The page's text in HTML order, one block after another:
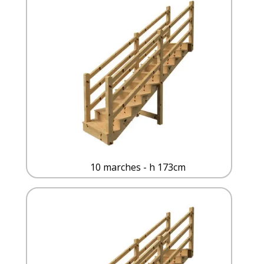
10 marches - h 173cm